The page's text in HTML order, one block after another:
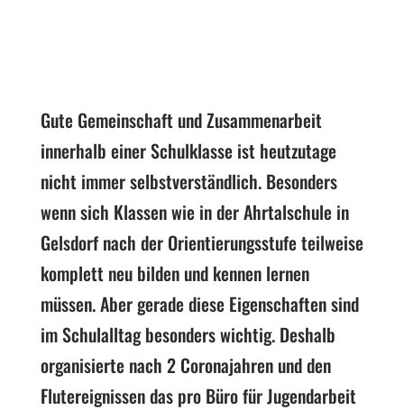
Gute Gemeinschaft und Zusammenarbeit
innerhalb einer Schulklasse ist heutzutage
nicht immer selbstverständlich. Besonders
wenn sich Klassen wie in der Ahrtalschule in
Gelsdorf nach der Orientierungsstufe teilweise
komplett neu bilden und kennen lernen
müssen. Aber gerade diese Eigenschaften sind
im Schulalltag besonders wichtig. Deshalb
organisierte nach 2 Coronajahren und den
Flutereignissen das pro Büro für Jugendarbeit